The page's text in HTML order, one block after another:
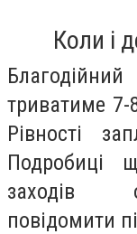
Коли і
триватиме
Рівності
Подробиці
заходів
повідомити